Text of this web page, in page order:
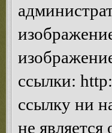
ссылки:
ссылку ни
не